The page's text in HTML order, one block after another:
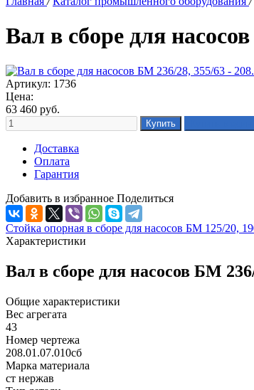
Вал в сборе для
Артикул: 1736
Цена:
63 460 руб.
Доставка
Оплата
Гарантия
Добавить в избранное Поделиться
Стойка опорная в сборе для насосов БМ 125/20,
Характеристики
Вал в сборе для насосов БМ
Общие характеристики
Вес агрегата
43
Номер чертежа
208.01.07.010сб
Марка материала
ст нержав